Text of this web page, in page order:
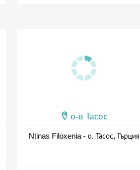
о-в Тасос
Ntinas Filoxenia - о. Тасос, Гърция